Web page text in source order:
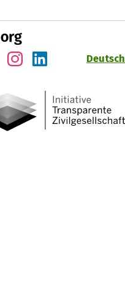
Deutsch